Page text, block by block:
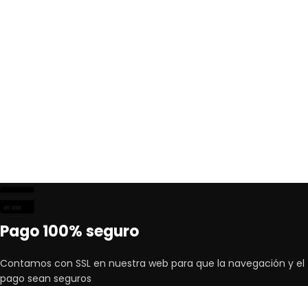
Pago 100% seguro
Contamos con SSL en nuestra web para que la navegación y el
pago sean seguros